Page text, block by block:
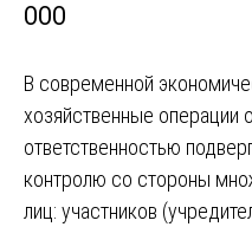
ООО
В современной
хозяйственные операции
ответственностью
контролю со стороны
лиц: участников